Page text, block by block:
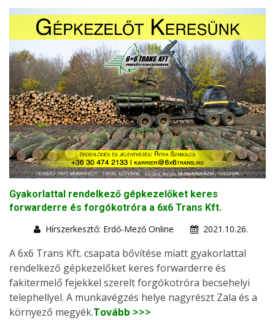
Gyakorlattal rendelkező gépkezelőket keres
forwarderre és forgókotróra a 6x6 Trans Kft.
Hírszerkesztő: Erdő-Mező Online
2021.10.26.
A 6x6 Trans Kft. csapata bővítése miatt gyakorlattal
rendelkező gépkezelőket keres forwarderre és
fakitermelő fejekkel szerelt forgókotróra becsehelyi
telephellyel. A munkavégzés helye nagyrészt Zala és a
környező megyék.Tovább >>>